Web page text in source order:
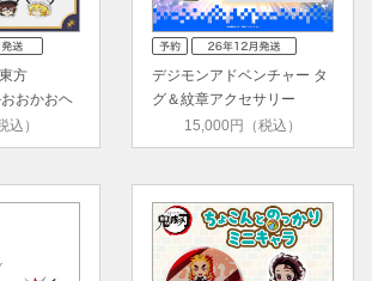
方
おかおヘ
込）
デジモンアドベンチャー タ
グ＆紋章アクセサリー
15,000円（税込）